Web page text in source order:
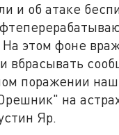
и об атаке
этом фоне
вбрасывать
поражении
на
Яр.